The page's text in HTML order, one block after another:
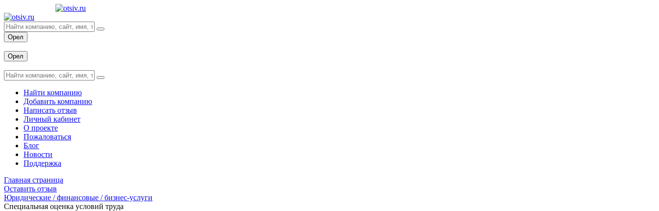
Орел
Орел
Найти компанию
Добавить компанию
Написать отзыв
Личный кабинет
О проекте
Пожаловаться
Блог
Новости
Поддержка
Главная страница
Оставить отзыв
Юридические / финансовые / бизнес-услуги
Специальная оценка условий труда